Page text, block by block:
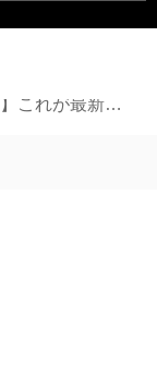
【長期テスト】これが最新の8speed.net GTIです